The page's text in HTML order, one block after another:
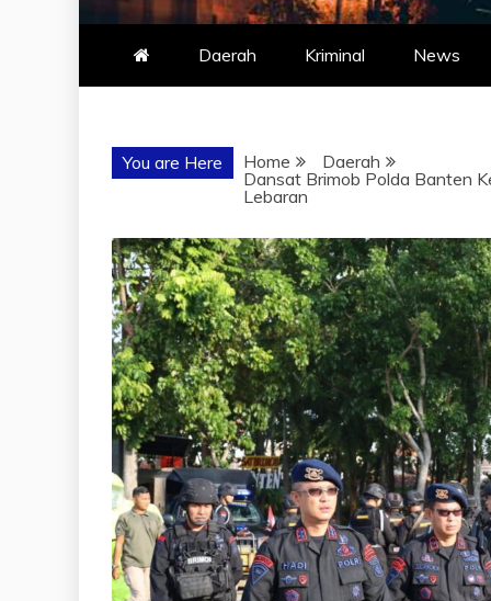
Daerah Kriminal News
You are Here Home
Daerah
Dansat Brimob Polda Banten
Lebaran